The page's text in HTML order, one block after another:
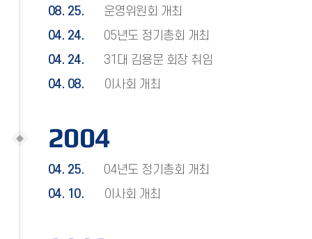
08. 25.
운영위원회 개최
04. 24.
05년도 정기총회 개최
04. 24.
31대 김용문 회장 취임
04. 08.
이사회 개최
2004
04. 25.
04년도 정기총회 개최
04. 10.
이사회 개최